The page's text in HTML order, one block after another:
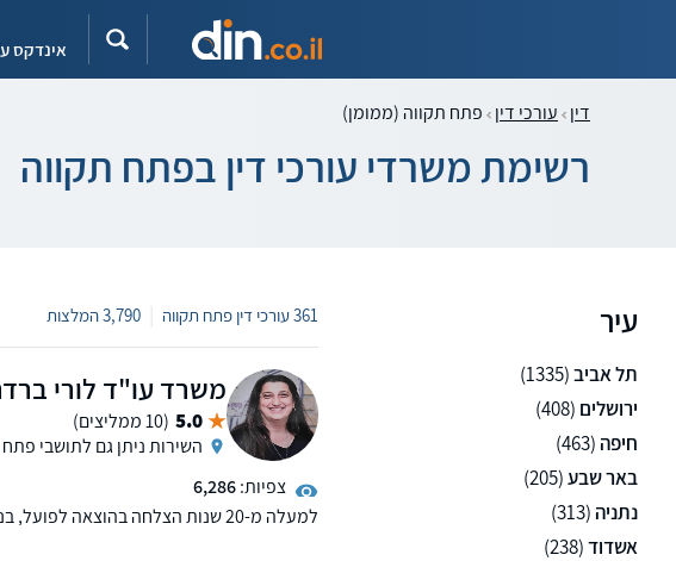
אינדקס
דין עורכי דין פתח תקווה (ממומן)
רשימת משרדי עורכי דין בפתח תקווה
עיר
תל אביב(1335)
ירושלים (408)
חיפה (463)
באר שבע(205)
נתניה (313)
אשדוד(238)
361 עורכי דין פתח תקווה 3,790 המלצות
משרד עו"ד לורי
5.0 (10 ממליצים)
השירות ניתן גם לתושבי
צפיות:6,286
למעלה מ-20 שנות הצלחה בהוצאה לפועל, בנקאות וייפוי כוח מתמשך.